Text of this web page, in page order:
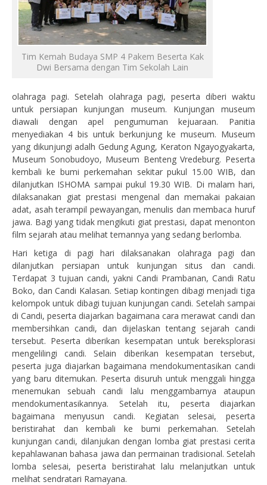
Tim Kemah Budaya SMP 4 Pakem Beserta Kak
Dwi Bersama dengan Tim Sekolah Lain
olahraga pagi. Setelah olahraga pagi, peserta diberi waktu
untuk persiapan kunjungan museum. Kunjungan museum
diawali dengan apel pengumuman kejuaraan. Panitia
menyediakan 4 bis untuk berkunjung ke museum. Museum
yang dikunjungi adalh Gedung Agung, Keraton Ngayogyakarta,
Museum Sonobudoyo, Museum Benteng Vredeburg. Peserta
kembali ke bumi perkemahan sekitar pukul 15.00 WIB, dan
dilanjutkan ISHOMA sampai pukul 19.30 WIB. Di malam hari,
dilaksanakan giat prestasi mengenal dan memakai pakaian
adat, asah terampil pewayangan, menulis dan membaca huruf
jawa. Bagi yang tidak mengikuti giat prestasi, dapat menonton
film sejarah atau melihat temannya yang sedang berlomba.
Hari ketiga di pagi hari dilaksanakan olahraga pagi dan
dilanjutkan persiapan untuk kunjungan situs dan candi.
Terdapat 3 tujuan candi, yakni Candi Prambanan, Candi Ratu
Boko, dan Candi Kalasan. Setiap kontingen dibagi menjadi tiga
kelompok untuk dibagi tujuan kunjungan candi. Setelah sampai
di Candi, peserta diajarkan bagaimana cara merawat candi dan
membersihkan candi, dan dijelaskan tentang sejarah candi
tersebut. Peserta diberikan kesempatan untuk bereksplorasi
mengelilingi candi. Selain diberikan kesempatan tersebut,
peserta juga diajarkan bagaimana mendokumentasikan candi
yang baru ditemukan. Peserta disuruh untuk menggali hingga
menemukan sebuah candi lalu menggambarnya ataupun
mendokumentasikannya. Setelah itu, peserta diajarkan
bagaimana menyusun candi. Kegiatan selesai, peserta
beristirahat dan kembali ke bumi perkemahan. Setelah
kunjungan candi, dilanjukan dengan lomba giat prestasi cerita
kepahlawanan bahasa jawa dan permainan tradisional. Setelah
lomba selesai, peserta beristirahat lalu melanjutkan untuk
melihat sendratari Ramayana.